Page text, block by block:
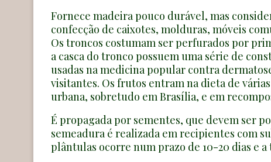
Fornece madeira pouco durável, mas
confecção de caixotes, molduras, móveis
Os troncos costumam ser perfurados por
a casca do tronco possuem uma série de
usadas na medicina popular contra
visitantes. Os frutos entram na dieta de
urbana, sobretudo em Brasília, e em
É propagada por sementes, que devem ser
semeadura é realizada em recipientes com
plântulas ocorre num prazo de 10-20 dias e